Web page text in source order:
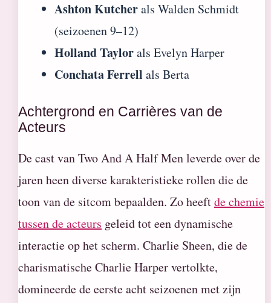
Ashton Kutcherals Walden Schmidt
(seizoenen 9–12)
Holland Taylorals Evelyn Harper
Conchata Ferrell als Berta
Achtergrond en Carrières van de
Acteurs
De cast van Two And A Half Men leverde over de
jaren heen diverse karakteristieke rollen die de
toon van de sitcom bepaalden. Zo heeftde chemie
tussen de acteurs geleid tot een dynamische
interactie op het scherm. Charlie Sheen, die de
charismatische Charlie Harper vertolkte,
domineerde de eerste acht seizoenen met zijn